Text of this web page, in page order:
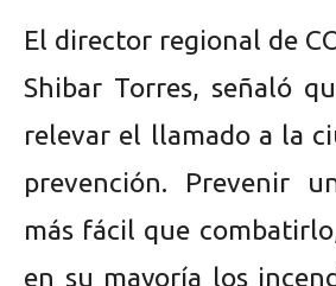
El director regional de
Shibar Torres, señaló
relevar el llamado a la
prevención. Prevenir
más fácil que
en su mayoría los